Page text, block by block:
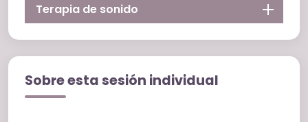
Terapia de sonido
Sobre esta sesión individual